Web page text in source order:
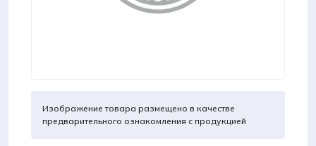
Изображение товара размещено в качестве
предварительного ознакомления с продукцией